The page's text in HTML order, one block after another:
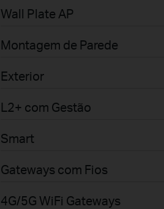
Wall Plate AP
Montagem de Parede
Exterior
L2+ com Gestão
Smart
Gateways com Fios
4G/5G WiFi Gateways